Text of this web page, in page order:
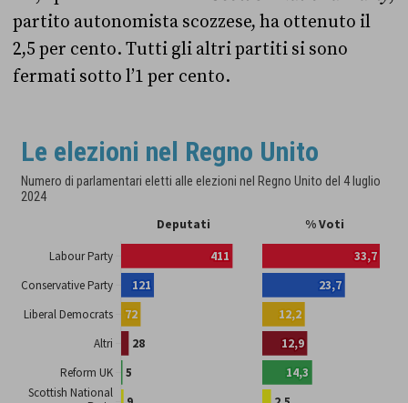
partito autonomista scozzese, ha ottenuto il
2,5 per cento. Tutti gli altri partiti si sono
fermati sotto l’1 per cento.